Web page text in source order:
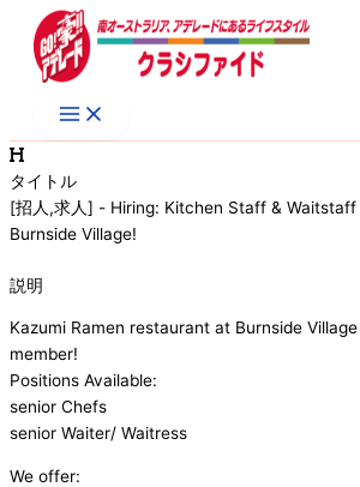
ッ
プ
タイトル
[招人,求人] - Hiring: Kitchen Staff & Waitstaff
Burnside Village!
説明
Kazumi Ramen restaurant at Burnside
member!
Positions Available:
senior Chefs
senior Waiter/ Waitress
We offer: